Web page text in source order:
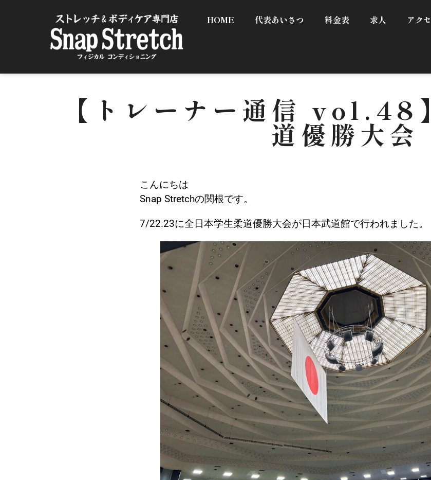
HOME 代表あいさつ 料金表 求人 アク
【トレーナー通信 vol.48
道優勝大会
こんにちは
Snap Stretchの関根です。
7/22.23に全日本学生柔道優勝大会が日本武道館で行われました。